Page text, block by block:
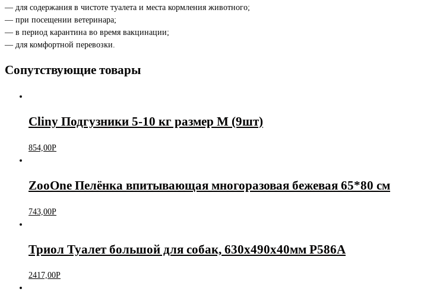
— для содержания в чистоте туалета и места кормления животного;
— при посещении ветеринара;
— в период карантина во время вакцинации;
— для комфортной перевозки.
Сопутствующие товары
Cliny Подгузники 5-10 кг размер M (9шт)
854,00Р
ZooOne Пелёнка впитывающая многоразовая бежевая 65*80 см
743,00Р
Триол Туалет большой для собак, 630х490х40мм P586А
2417,00Р